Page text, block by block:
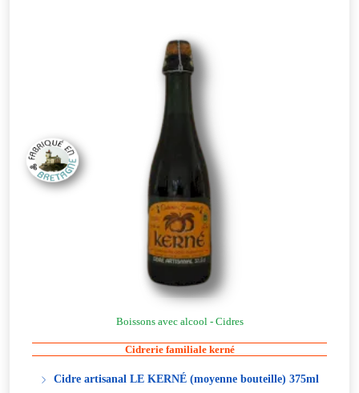
Boissons avec alcool - Cidres
Cidrerie familiale kerné
Cidre artisanal LE KERNÉ (moyenne bouteille) 375ml